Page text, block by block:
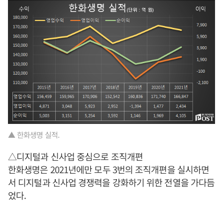
▲ 한화생명 실적.
△디지털과 신사업 중심으로 조직개편
한화생명은 2021년에만 모두 3번의 조직개편을 실시하면
서 디지털과 신사업 경쟁력을 강화하기 위한 전열을 가다듬
었다.